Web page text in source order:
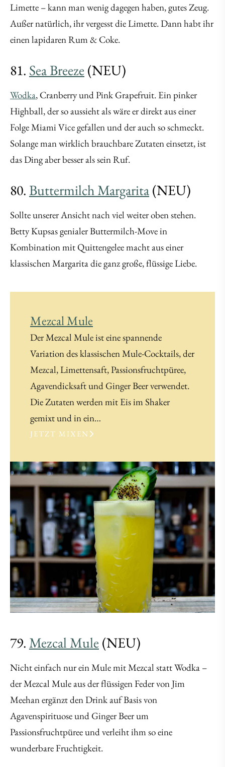
Limette – kann man wenig dagegen haben, gutes Zeug.
Außer natürlich, ihr vergesst die Limette. Dann habt ihr
einen lapidaren Rum & Coke.
81. Sea Breeze(NEU)
Wodka, Cranberry und Pink Grapefruit. Ein pinker
Highball, der so aussieht als wäre er direkt aus einer
Folge Miami Vice gefallen und der auch so schmeckt.
Solange man wirklich brauchbare Zutaten einsetzt, ist
das Ding aber besser als sein Ruf.
80.Buttermilch Margarita(NEU)
Sollte unserer Ansicht nach viel weiter oben stehen.
Betty Kupsas genialer Buttermilch-Move in
Kombination mit Quittengelee macht aus einer
klassischen Margarita die ganz große, flüssige Liebe.
Mezcal Mule
Der Mezcal Mule ist eine spannende
Variation des klassischen Mule-Cocktails, der
Mezcal, Limettensaft, Passionsfruchtpüree,
Agavendicksaft und Ginger Beer verwendet.
Die Zutaten werden mit Eis im Shaker
gemixt und in ein…
JETZT MIXEN
79.Mezcal Mule(NEU)
Nicht einfach nur ein Mule mit Mezcal statt Wodka –
der Mezcal Mule aus der flüssigen Feder von Jim
Meehan ergänzt den Drink auf Basis von
Agavenspirituose und Ginger Beer um
Passionsfruchtpüree und verleiht ihm so eine
wunderbare Fruchtigkeit.